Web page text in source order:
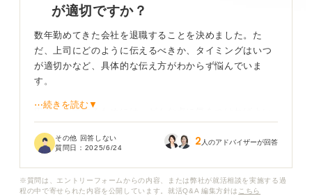
が適切ですか？
数年勤めてきた会社を退職することを決めました。た
だ、上司にどのように伝えるべきか、タイミングはいつ
が適切かなど、具体的な伝え方がわからず悩んでいま
す。
円満に退職するためには、どんな点に気をつければよい
たないように調整すべきか迷っています。
かなど、キャリアの専門家の方からのアドバイスも、ぜ
⋯続きを読む▼
その他 回答しない
質問日： 2025/6/24 2 人のアドバイザーが回答
※質問は、エントリーフォームからの内容、または弊社が就活相談を実施する過
程の中で寄せられた内容を公開しています。就活Q&A 編集方針は こちら